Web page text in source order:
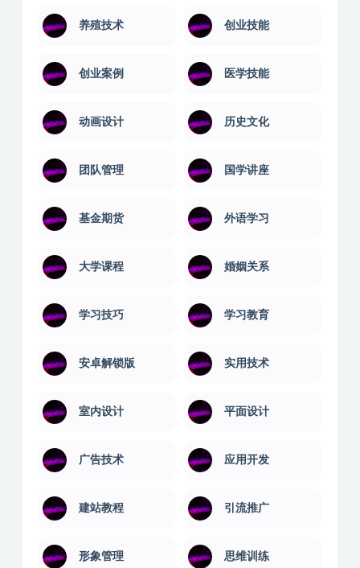
养殖技术 创业技能
创业案例 医学技能
动画设计 历史文化
团队管理 国学讲座
基金期货 外语学习
大学课程 婚姻关系
学习技巧 学习教育
安卓解锁版 实用技术
室内设计 平面设计
广告技术 应用开发
建站教程 引流推广
形象管理 思维训练